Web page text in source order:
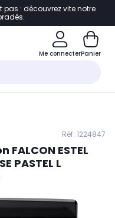
page
pas : découvrez vite notre
Me connecterPanier
Réf. 1224847
FALCON ESTEL
PASTEL L